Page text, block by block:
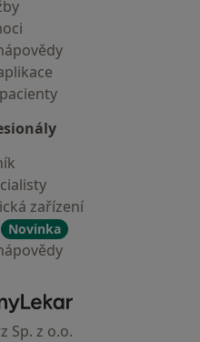
zařízení
Novinka
- Hlavní stránka
Sp. z o.o.